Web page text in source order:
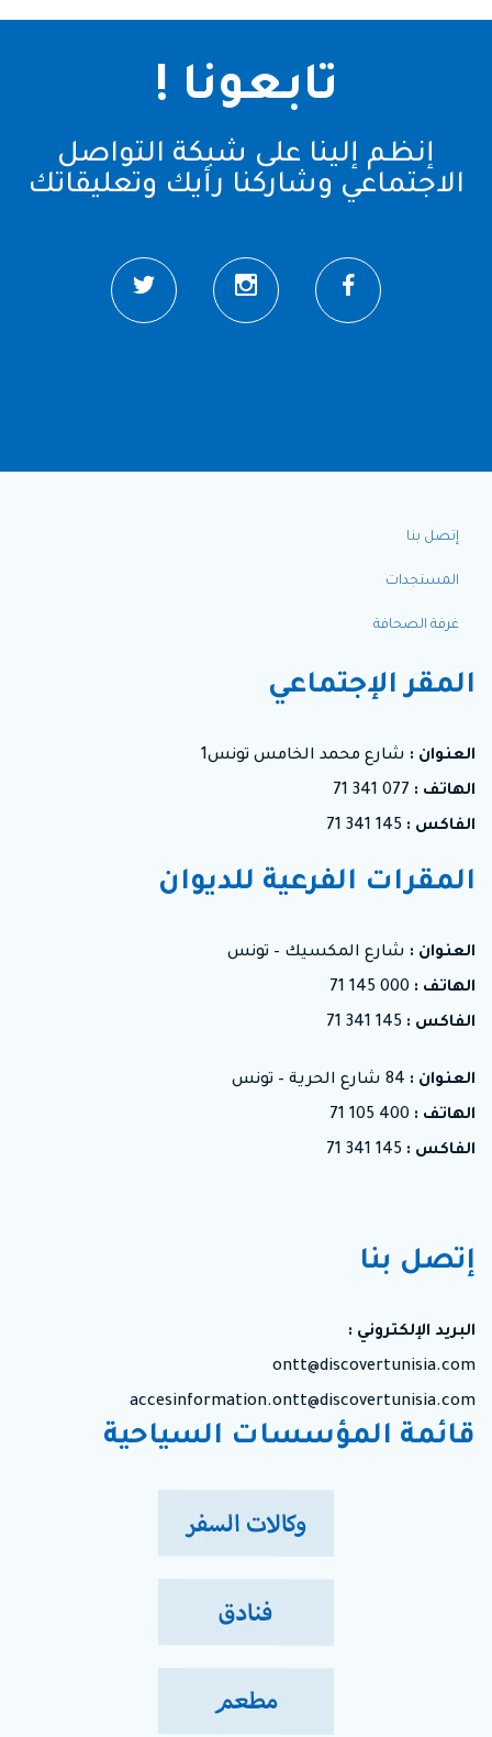
تابعونا !
إنظم إلينا على شبكة التواصل
الاجتماعي وشاركنا رأيك وتعليقاتك
Top
Menu
FR
إتصل بنا
المستجدات
غرفة الصحافة
المقر الإجتماعي
العنوان : شارع محمد الخامس تونس1
الهاتف :
الفاكس :
المقرات الفرعية للديوان
العنوان : شارع المكسيك – تونس
الهاتف :
الفاكس :
العنوان :
الهاتف :
الفاكس :
إتصل بنا
البريد الإلكتروني :
ontt@discovertunisia.com
accesinformation.ontt@discovertunisia.com
قائمة المؤسسات السياحية